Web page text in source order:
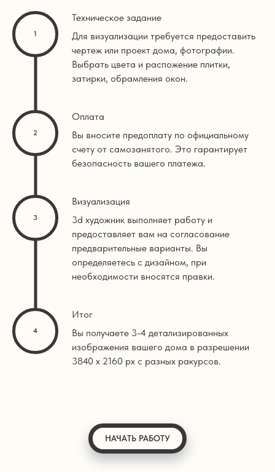
Техническое задание
Для визуализации требуется предоставить
чертеж или проект дома, фотографии.
Выбрать цвета и распожение плитки,
затирки, обрамления окон.
Оплата
Вы вносите предоплату по официальному
счету от самозанятого. Это гарантирует
безопасность вашего платежа.
Визуализация
3d художник выполняет работу и
предоставляет вам на согласование
предварительные варианты. Вы
определяетесь с дизайном, при
необходимости вносятся правки.
Итог
Вы получаете 3-4 детализированных
изображения вашего дома в разрешении
3840 х 2160 px с разных ракурсов.
НАЧАТЬ РАБОТУ